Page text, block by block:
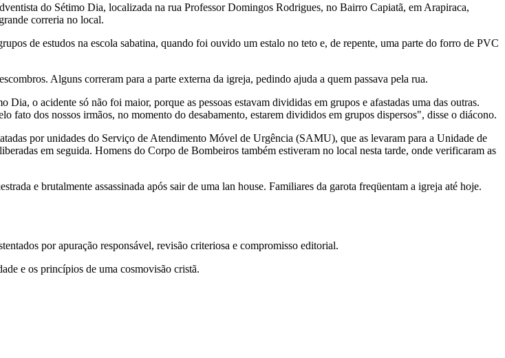
do Sétimo Dia, localizada na rua Professor Domingos Rodrigues, no Bairro Capiatã, em Arapiraca,
correria no local.
de estudos na escola sabatina, quando foi ouvido um estalo no teto e, de repente, uma parte do forro de PVC
Alguns correram para a parte externa da igreja, pedindo ajuda a quem passava pela rua.
o acidente só não foi maior, porque as pessoas estavam divididas em grupos e afastadas uma das outras.
dos nossos irmãos, no momento do desabamento, estarem divididos em grupos dispersos", disse o diácono.
por unidades do Serviço de Atendimento Móvel de Urgência (SAMU), que as levaram para a Unidade de
em seguida. Homens do Corpo de Bombeiros também estiveram no local nesta tarde, onde verificaram as
e brutalmente assassinada após sair de uma lan house. Familiares da garota freqüentam a igreja até hoje.
por apuração responsável, revisão criteriosa e compromisso editorial.
e os princípios de uma cosmovisão cristã.